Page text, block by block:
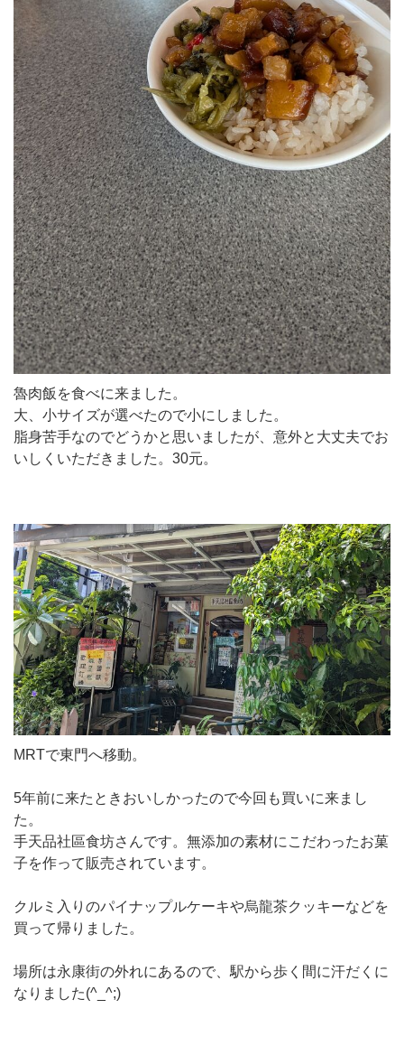
魯肉飯を食べに来ました。
大、小サイズが選べたので小にしました。
脂身苦手なのでどうかと思いましたが、意外と大丈夫でお
いしくいただきました。30元。
MRTで東門へ移動。
5年前に来たときおいしかったので今回も買いに来まし
た。
手天品社區食坊さんです。無添加の素材にこだわったお菓
子を作って販売されています。
クルミ入りのパイナップルケーキや烏龍茶クッキーなどを
買って帰りました。
場所は永康街の外れにあるので、駅から歩く間に汗だくに
なりました(^_^;)